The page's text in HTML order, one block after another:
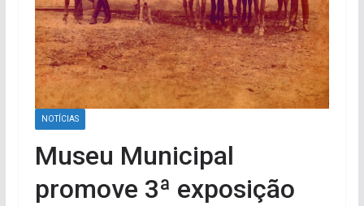
NOTÍCIAS
Museu Municipal
promove 3ª exposição